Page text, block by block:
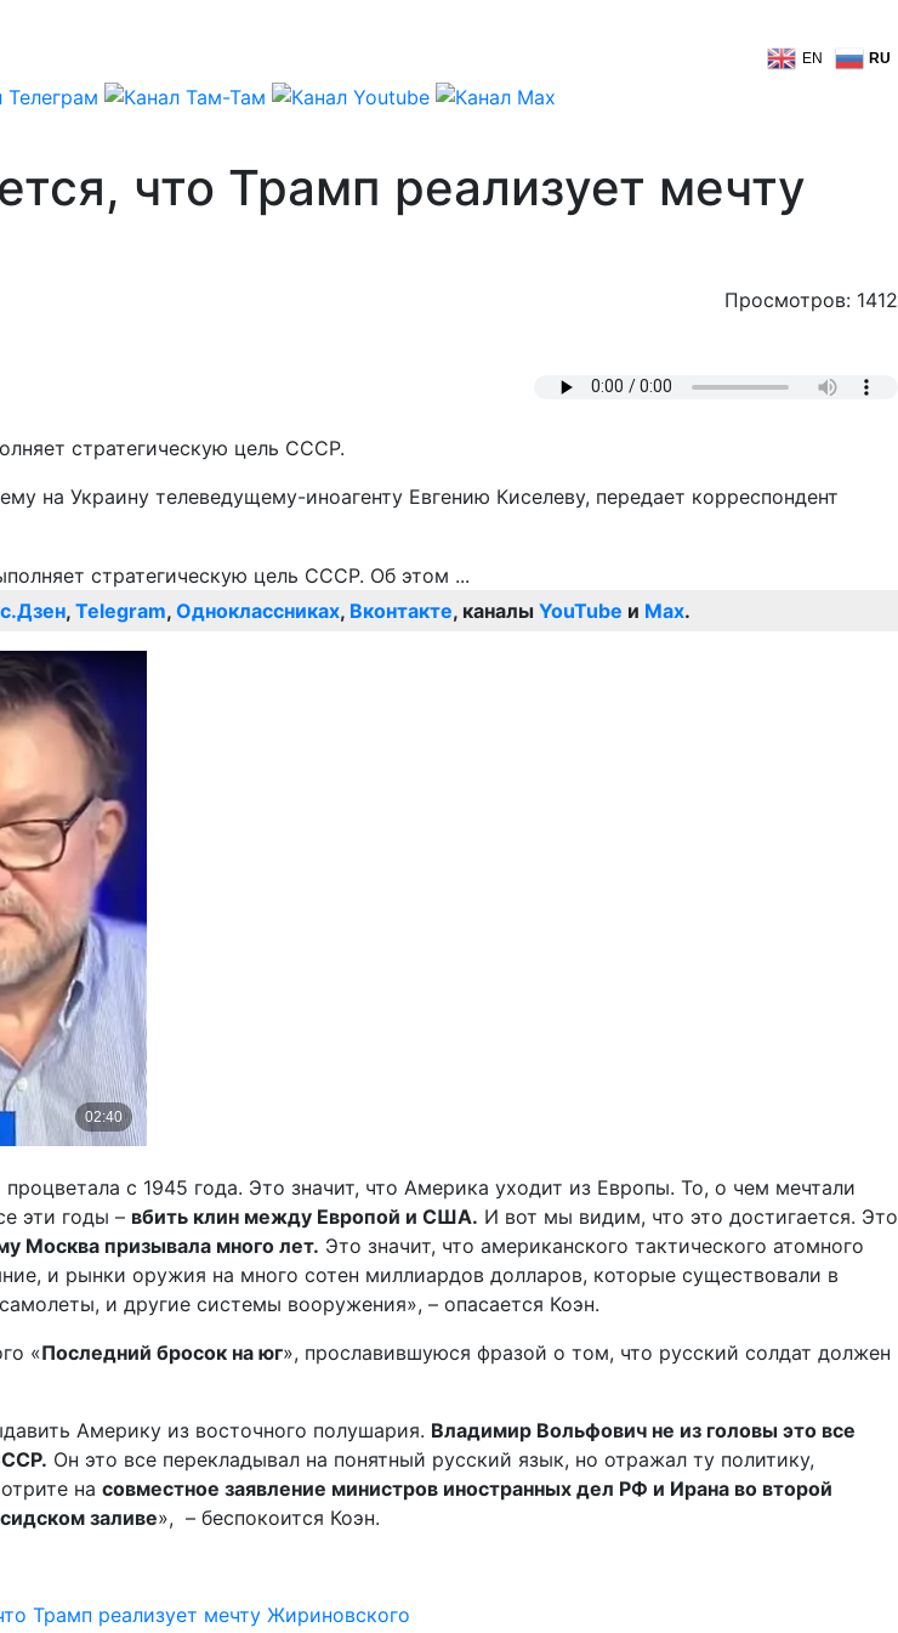
EN RU
что Трамп реализует мечту
Просмотров: 1412
стратегическую цель СССР.
на Украину телеведущему-иноагенту Евгению Киселеву, передает корреспондент
, Telegram, Одноклассниках, Вконтакте, каналы YouTube и Max.
с 1945 года. Это значит, что Америка уходит из Европы. То, о чем мечтали
эти годы – вбить клин между Европой и США. И вот мы видим, что это достигается. Это
Москва призывала много лет. Это значит, что американского тактического атомного
и рынки оружия на много сотен миллиардов долларов, которые существовали в
и другие системы вооружения», – опасается Коэн.
«Последний бросок на юг», прославившуюся фразой о том, что русский солдат должен
Америку из восточного полушария. Владимир Вольфович не из головы это все
Он это все перекладывал на понятный русский язык, но отражал ту политику,
на совместное заявление министров иностранных дел РФ и Ирана во второй
заливе», – беспокоится Коэн.
Трамп реализует мечту Жириновского